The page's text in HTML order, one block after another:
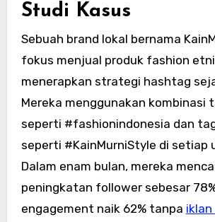
Studi Kasus
Sebuah brand lokal bernama
fokus menjual produk fashion
menerapkan strategi hashtag
Mereka menggunakan kombinasi
seperti #fashionindonesia dan
seperti #KainMurniStyle di setiap
Dalam enam bulan, mereka
peningkatan follower sebesar
engagement naik 62% tanpa iklan